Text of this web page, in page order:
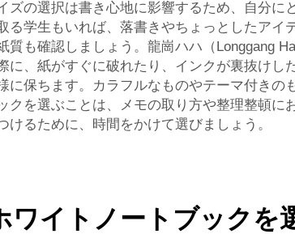
ズの選択は書き心地に影響するため、自分
る学生もいれば、落書きやちょっとしたアイ
質も確認しましょう。龍崗ハハ（Longgang
に、紙がすぐに破れたり、インクが裏抜け
に保ちます。カラフルなものやテーマ付き
クを選ぶことは、メモの取り方や整理整頓
るために、時間をかけて選びましょう。
ワイトノートブックを